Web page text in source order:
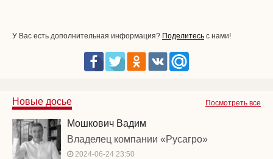
У Вас есть дополнительная информация? Поделитесь с нами!
Посмотреть все
Новые досье
Мошкович Вадим
Владелец компании «Русагро»
2024-06-24 23:50